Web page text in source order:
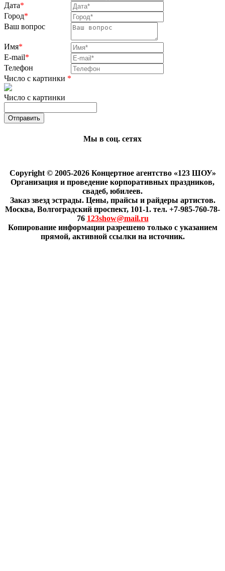
Дата*
Город*
Ваш вопрос
Имя*
E-mail*
Телефон
Число с картинки *
Число с картинки
Мы в соц. сетях
Copyright © 2005-2026 Концертное агентство «123 ШОУ»
Организация и проведение корпоративных праздников,
свадеб, юбилеев.
Заказ звезд эстрады. Цены, прайсы и райдеры артистов.
Москва, Волгоградский проспект, 101-1. тел. +7-985-760-78-
76 123show@mail.ru
Копирование информации разрешено только с указанием
прямой, активной ссылки на источник.